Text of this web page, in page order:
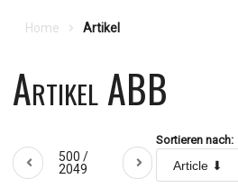
Home Artikel
Artikel ABB
500 /
2049
Sortieren nach: